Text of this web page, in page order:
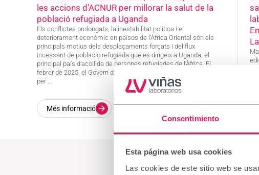
Consentimiento
Esta página web usa cookies
Las cookies de este sitio web se
les accions d’ACNUR per millorar la salut de la
població refugiada a Uganda
Els conflictes prolongats, la inestabilitat política i el
deteriorament econòmic en països de l’Àfrica Oriental són els
principals motius dels desplaçaments forçats i del flux
incessant de població refugiada que es dirigeix a Uganda, el
principal país d’acollida de persones refugiades de l’Àfrica. El
febrer de 2025, el Govern d’Uganda, l’ACNUR (l’Agència de l’ONU
per …
Més informació